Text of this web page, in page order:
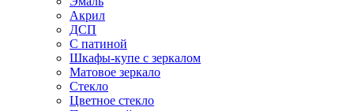
Акрил
ДСП
С патиной
Шкафы-купе с зеркалом
Матовое зеркало
Стекло
Цветное стекло